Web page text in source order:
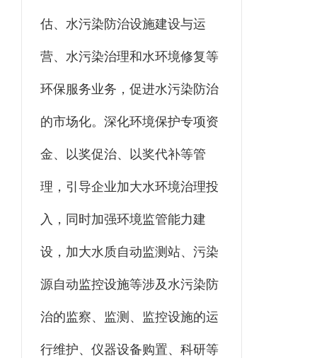
估、水污染防治设施建设与运
营、水污染治理和水环境修复等
环保服务业务，促进水污染防治
的市场化。深化环境保护专项资
金、以奖促治、以奖代补等管
理，引导企业加大水环境治理投
入，同时加强环境监管能力建
设，加大水质自动监测站、污染
源自动监控设施等涉及水污染防
治的监察、监测、监控设施的运
行维护、仪器设备购置、科研等